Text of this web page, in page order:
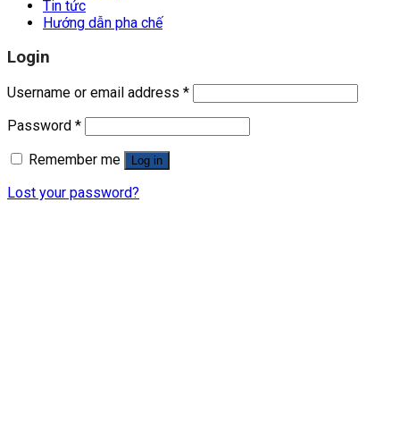
Tin tức
Hướng dẫn pha chế
Login
Username or email address *
Password *
Remember me
Log in
Lost your password?